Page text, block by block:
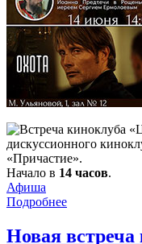
дискуссионного
«Причастие».
Начало в 14 часов.
Афиша
Подробнее
Новая